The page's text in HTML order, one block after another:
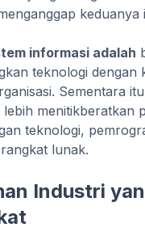
keduanya
informasi adalah
teknologi dengan
Sementara
lebih menitikberatkan
teknologi,
lunak.
Industri